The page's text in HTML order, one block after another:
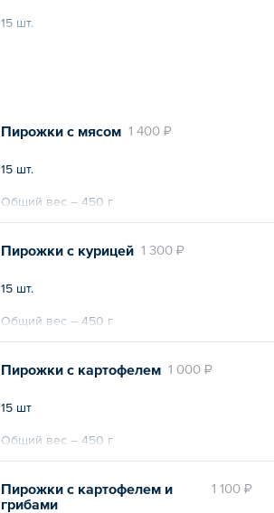
15 шт.
1 400 ₽
Пирожки с мясом
15 шт.
Общий вес – 450 г
1 300 ₽
Пирожки с курицей
15 шт.
Общий вес – 450 г
1 000 ₽
Пирожки с картофелем
15 шт
Общий вес – 450 г
1 100 ₽
Пирожки с картофелем и
грибами